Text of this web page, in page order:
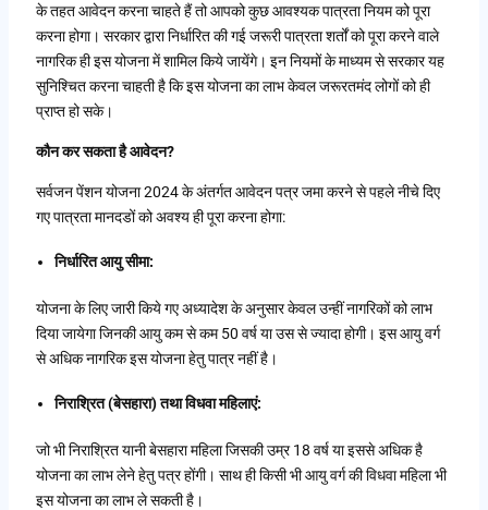
के तहत आवेदन करना चाहते हैं तो आपको कुछ आवश्यक पात्रता नियम को पूरा
करना होगा। सरकार द्वारा निर्धारित की गई जरूरी पात्रता शर्तों को पूरा करने वाले
नागरिक ही इस योजना में शामिल किये जायेंगे। इन नियमों के माध्यम से सरकार यह
सुनिश्चित करना चाहती है कि इस योजना का लाभ केवल जरूरतमंद लोगों को ही
प्राप्त हो सके।
कौन कर सकता है आवेदन?
सर्वजन पेंशन योजना 2024 के अंतर्गत आवेदन पत्र जमा करने से पहले नीचे दिए
गए पात्रता मानदडों को अवश्य ही पूरा करना होगा:
निर्धारित आयु सीमा:
योजना के लिए जारी किये गए अध्यादेश के अनुसार केवल उन्हीं नागरिकों को लाभ
दिया जायेगा जिनकी आयु कम से कम 50 वर्ष या उस से ज्यादा होगी। इस आयु वर्ग
से अधिक नागरिक इस योजना हेतु पात्र नहीं है।
निराश्रित (बेसहारा) तथा विधवा महिलाएं:
जो भी निराश्रित यानी बेसहारा महिला जिसकी उम्र 18 वर्ष या इससे अधिक है
योजना का लाभ लेने हेतु पत्र होंगी। साथ ही किसी भी आयु वर्ग की विधवा महिला भी
इस योजना का लाभ ले सकती है।